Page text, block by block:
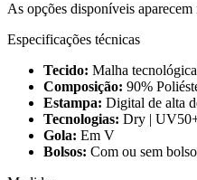
As opções disponíveis
Especificações técnicas
Tecido: Malha
Composição: 90%
Estampa: Digital de alta
Tecnologias: Dry |
Gola: Em V
Bolsos: Com ou sem